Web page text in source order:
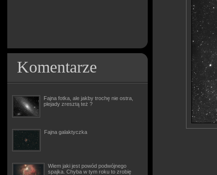
Komentarze
Fajna fotka, ale jakby trochę nie ostra,
plejady zresztą też ?
Fajna galaktyczka
Wiem jaki jest powód podwójnego
spajka. Chyba w tym roku to zrobię